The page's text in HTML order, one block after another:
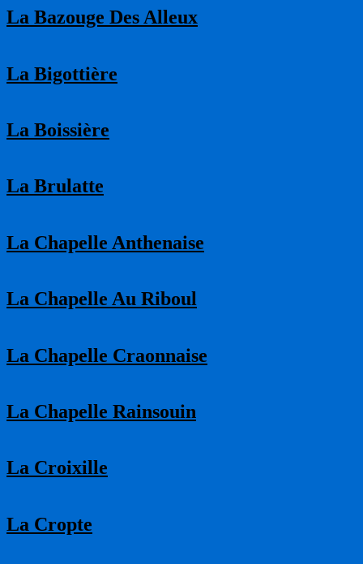
La Bazouge Des Alleux
La Bigottière
La Boissière
La Brulatte
La Chapelle Anthenaise
La Chapelle Au Riboul
La Chapelle Craonnaise
La Chapelle Rainsouin
La Croixille
La Cropte